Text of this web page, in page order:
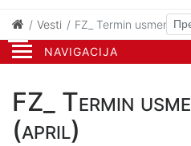
NAVIGACIJA
Vesti FZ_ Termin usmenog
FZ_ Termin
(april)